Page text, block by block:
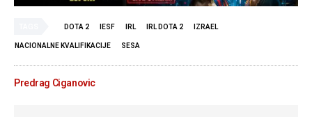
DOTA 2 IESF IRL IRL DOTA 2 IZRAEL
NACIONALNE KVALIFIKACIJE SESA
Predrag Ciganovic